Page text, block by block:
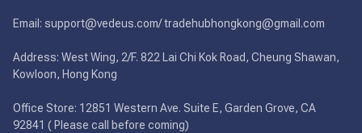
Email: support@vedeus.com/ tradehubhongkong@gmail.com
Address: West Wing, 2/F. 822 Lai Chi Kok Road, Cheung Shawan,
Kowloon, Hong Kong
Office Store: 12851 Western Ave. Suite E, Garden Grove, CA
92841 ( Please call before coming)